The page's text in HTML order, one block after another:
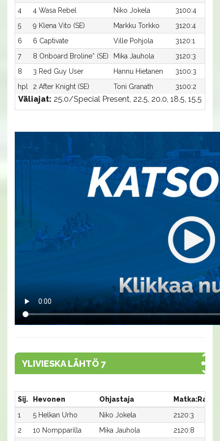
4 4 Wasa Rebel Niko Jokela
3100:4
5
9 Klena Vito (SE) Markku Torkko
3120:4
6
6 Captivate Ville Pohjola
3120:1
7
8 Onboard Broline* (SE) Mika Jauhola
3120:3
8
3 Red Guy User Hannu Hietanen
3100:3
hpl
2 After Knight (SE) Toni Granath 3100:2
Väliajat: 25.0/Special Present, 22.5, 20.0, 18.5, 15.5
YLIVIESKA LÄHTÖ 7
Sij. Hevonen Ohjastaja Matka:Rata
1
5 Helkan Urho Niko Jokela 2120:3
2
10 Nompparilla Mika Jauhola 2120:8